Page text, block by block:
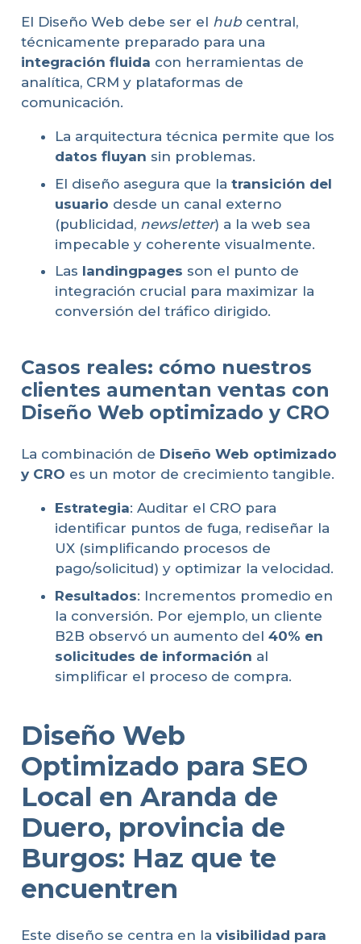
El Diseño Web debe ser el hubcentral,
técnicamente preparado para una
integración fluida con herramientas de
analítica, CRM y plataformas de
comunicación.
La arquitectura técnica permite que los
datos fluyan sin problemas.
El diseño asegura que la transición del
usuario desde un canal externo
(publicidad, newsletter) a la web sea
impecable y coherente visualmente.
Las landingpages son el punto de
integración crucial para maximizar la
conversión del tráfico dirigido.
Casos reales: cómo nuestros
clientes aumentan ventas con
Diseño Web optimizado y CRO
La combinación de Diseño Web optimizado
y CRO es un motor de crecimiento tangible.
Estrategia: Auditar el CRO para
identificar puntos de fuga, rediseñar la
UX (simplificando procesos de
pago/solicitud) y optimizar la velocidad.
Resultados: Incrementos promedio en
la conversión. Por ejemplo, un cliente
B2B observó un aumento del 40% en
solicitudes de información al
simplificar el proceso de compra.
Diseño Web
Optimizado para SEO
Local en Aranda de
Duero, provincia de
Burgos: Haz que te
encuentren
Este diseño se centra en la visibilidad para